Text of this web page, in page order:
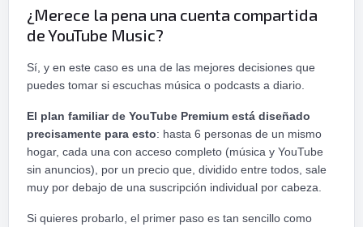
¿Merece la pena una cuenta compartida
de YouTube Music?
Sí, y en este caso es una de las mejores decisiones que
puedes tomar si escuchas música o podcasts a diario.
El plan familiar de YouTube Premium está diseñado
precisamente para esto: hasta 6 personas de un mismo
hogar, cada una con acceso completo (música y YouTube
sin anuncios), por un precio que, dividido entre todos, sale
muy por debajo de una suscripción individual por cabeza.
Si quieres probarlo, el primer paso es tan sencillo como